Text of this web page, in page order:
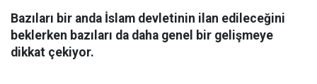
Bazıları bir anda İslam devletinin ilan edileceğini
beklerken bazıları da daha genel bir gelişmeye
dikkat çekiyor.